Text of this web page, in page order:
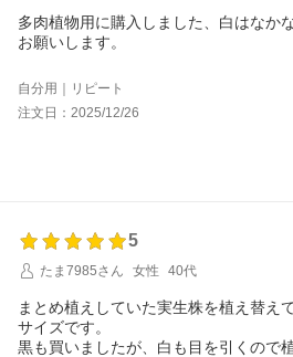
多肉植物用に購入しました、白はなか
お願いします。
自分用｜リピート
注文日：2025/12/26
5
たま7985さん
女性 40代
まとめ植えしていた実生株を植え替え
サイズです。
黒も買いましたが、白も目を引くので